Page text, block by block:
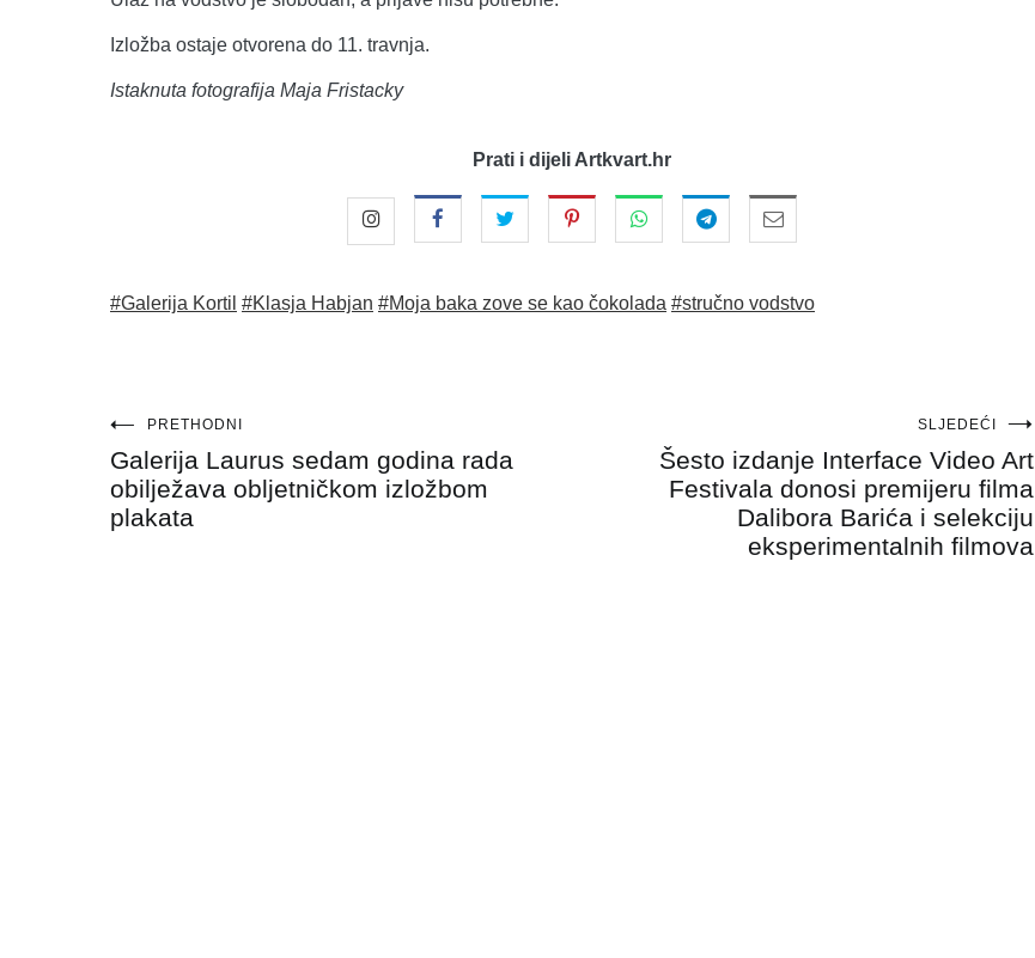
Izložba ostaje otvorena do 11. travnja.
Istaknuta fotografija Maja Fristacky
Prati i dijeli Artkvart.hr
#Galerija Kortil #Klasja Habjan #Moja baka zove se kao čokolada #stručno vodstvo
Navigacija
objava
PRETHODNI
Galerija Laurus sedam godina rada
obilježava obljetničkom izložbom
plakata
SLJEDEĆI
Šesto izdanje Interface Video Art
Festivala donosi premijeru filma
Dalibora Barića i selekciju
eksperimentalnih filmova